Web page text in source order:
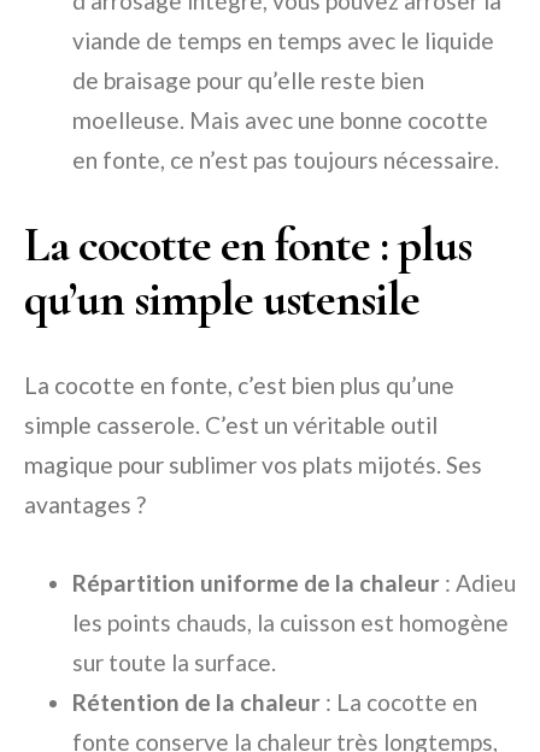
viande de temps en temps avec le liquide
de braisage pour qu’elle reste bien
moelleuse. Mais avec une bonne cocotte
en fonte, ce n’est pas toujours nécessaire.
La cocotte en fonte : plus
qu’un simple ustensile
La cocotte en fonte, c’est bien plus qu’une
simple casserole. C’est un véritable outil
magique pour sublimer vos plats mijotés. Ses
avantages ?
Répartition uniforme de la chaleur : Adieu
les points chauds, la cuisson est homogène
sur toute la surface.
Rétention de la chaleur : La cocotte en
fonte conserve la chaleur très longtemps,